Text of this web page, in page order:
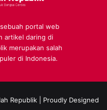
portal web
artikel daring di
merupakan salah
di Indonesia.
Republik| Proudly Designed